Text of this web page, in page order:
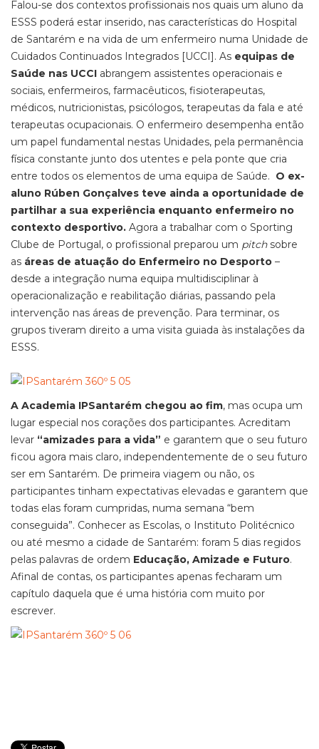
Falou-se dos contextos profissionais nos quais um aluno da
ESSS poderá estar inserido, nas características do Hospital
de Santarém e na vida de um enfermeiro numa Unidade de
Cuidados Continuados Integrados [UCCI]. As equipas de
Saúde nas UCCI abrangem assistentes operacionais e
sociais, enfermeiros, farmacêuticos, fisioterapeutas,
médicos, nutricionistas, psicólogos, terapeutas da fala e até
terapeutas ocupacionais. O enfermeiro desempenha então
um papel fundamental nestas Unidades, pela permanência
física constante junto dos utentes e pela ponte que cria
entre todos os elementos de uma equipa de Saúde. O ex-
aluno Rúben Gonçalves teve ainda a oportunidade de
partilhar a sua experiência enquanto enfermeiro no
contexto desportivo. Agora a trabalhar com o Sporting
Clube de Portugal, o profissional preparou um pitch sobre
as áreas de atuação do Enfermeiro no Desporto –
desde a integração numa equipa multidisciplinar à
operacionalização e reabilitação diárias, passando pela
intervenção nas áreas de prevenção. Para terminar, os
grupos tiveram direito a uma visita guiada às instalações da
ESSS.
A Academia IPSantarém chegou ao fim, mas ocupa um
lugar especial nos corações dos participantes. Acreditam
levar “amizades para a vida” e garantem que o seu futuro
ficou agora mais claro, independentemente de o seu futuro
ser em Santarém. De primeira viagem ou não, os
participantes tinham expectativas elevadas e garantem que
todas elas foram cumpridas, numa semana “bem
conseguida”. Conhecer as Escolas, o Instituto Politécnico
ou até mesmo a cidade de Santarém: foram 5 dias regidos
pelas palavras de ordem Educação, Amizade e Futuro.
Afinal de contas, os participantes apenas fecharam um
capítulo daquela que é uma história com muito por
escrever.